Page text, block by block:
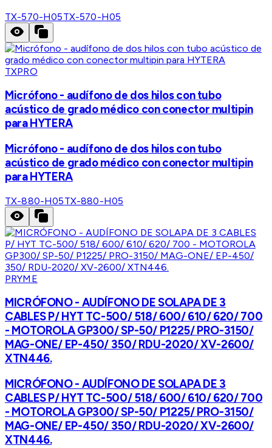
TX-570-H05TX-570-H05
TXPRO
Micrófono - audífono de dos hilos con tubo
acústico de grado médico con conector multipin
para HYTERA
Micrófono - audífono de dos hilos con tubo
acústico de grado médico con conector multipin
para HYTERA
TX-880-H05TX-880-H05
PRYME
MICRÓFONO - AUDÍFONO DE SOLAPA DE 3
CABLES P/ HYT TC-500/ 518/ 600/ 610/ 620/ 700
- MOTOROLA GP300/ SP-50/ P1225/ PRO-3150/
MAG-ONE/ EP-450/ 350/ RDU-2020/ XV-2600/
XTN446.
MICRÓFONO - AUDÍFONO DE SOLAPA DE 3
CABLES P/ HYT TC-500/ 518/ 600/ 610/ 620/ 700
- MOTOROLA GP300/ SP-50/ P1225/ PRO-3150/
MAG-ONE/ EP-450/ 350/ RDU-2020/ XV-2600/
XTN446.